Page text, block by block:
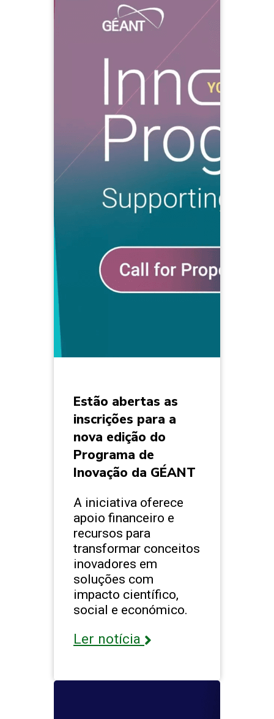
Estão abertas as
inscrições para a
nova edição do
Programa de
Inovação da GÉANT
A iniciativa oferece
apoio financeiro e
recursos para
transformar conceitos
inovadores em
soluções com
impacto científico,
social e económico.
Ler notícia